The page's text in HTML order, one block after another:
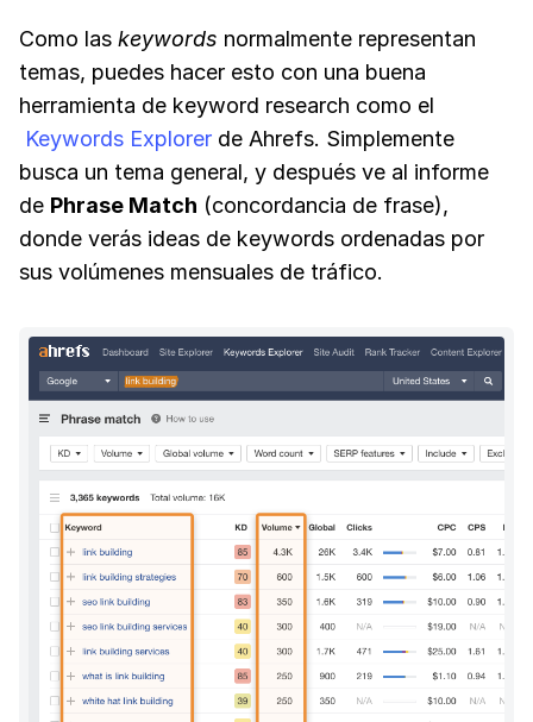
Como las keywords normalmente representan
temas, puedes hacer esto con una buena
herramienta de keyword research como el
Keywords Explorer de Ahrefs. Simplemente
busca un tema general, y después ve al informe
de Phrase Match (concordancia de frase),
donde verás ideas de keywords ordenadas por
sus volúmenes mensuales de tráfico.